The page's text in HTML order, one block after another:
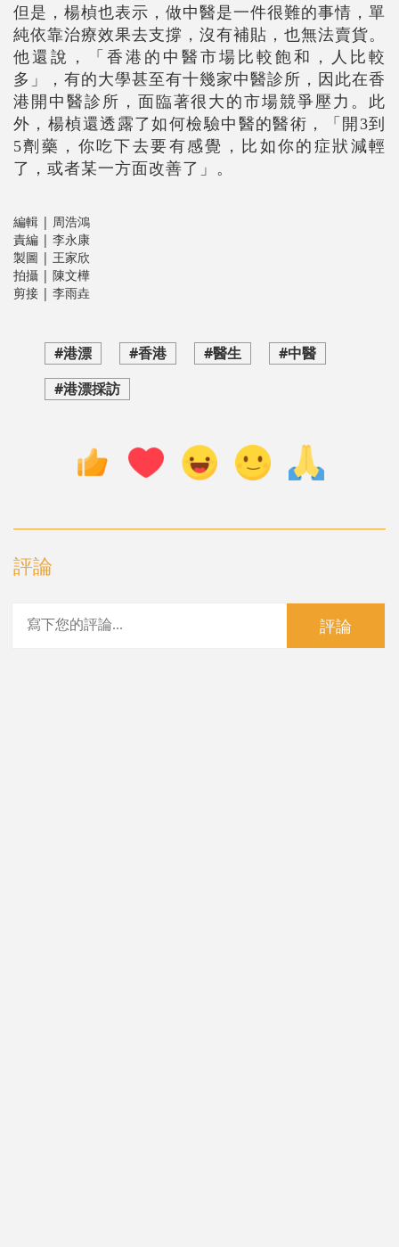
但是，楊楨也表示，做中醫是一件很難的事情，單
純依靠治療效果去支撐，沒有補貼，也無法賣貨。
他還說，「香港的中醫市場比較飽和，人比較
多」，有的大學甚至有十幾家中醫診所，因此在香
港開中醫診所，面臨著很大的市場競爭壓力。此
外，楊楨還透露了如何檢驗中醫的醫術，「開3到
5劑藥，你吃下去要有感覺，比如你的症狀減輕
了，或者某一方面改善了」。
編輯 | 周浩鴻
責編 | 李永康
製圖 | 王家欣
拍攝 | 陳文樺
剪接 | 李雨垚
#港漂 #香港 #醫生
#中醫
#港漂採訪
評論
評論